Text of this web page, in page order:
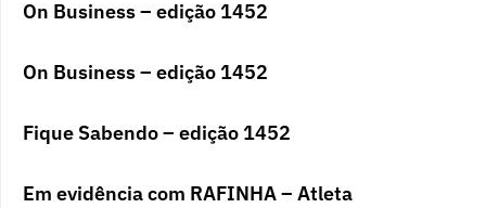
On Business – edição 1452
On Business – edição 1452
Fique Sabendo – edição 1452
Em evidência com RAFINHA – Atleta